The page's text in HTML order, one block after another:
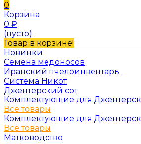
0
Корзина
0 ₽
(пусто)
Товар в корзине!
Новинки
Семена медоносов
Иранский пчелоинвентарь
Система Никот
Джентерский сот
Комплектующие для
Все товары
Комплектующие для
Все товары
Матководство